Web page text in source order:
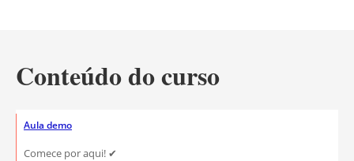
Conteúdo do curso
Aula demo
Comece por aqui! ✔